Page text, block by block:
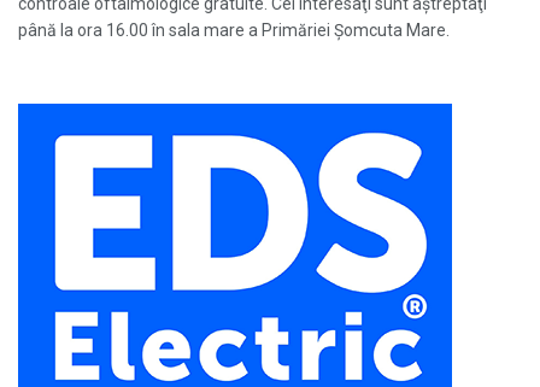
până la ora 16.00 în sala mare a Primăriei Șomcuta Mare.